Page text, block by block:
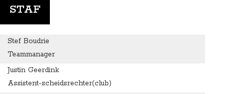
STAF
Stef Boudrie
Teammanager
Justin Geerdink
Assistent-scheidsrechter(club)